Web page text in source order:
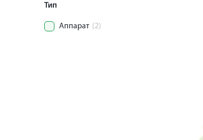
Тип
Аппарат (2)